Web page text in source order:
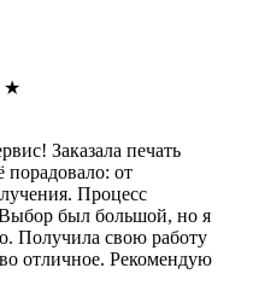
★
Заказала печать
порадовало: от
Процесс
был большой, но я
Получила свою работу
отличное. Рекомендую